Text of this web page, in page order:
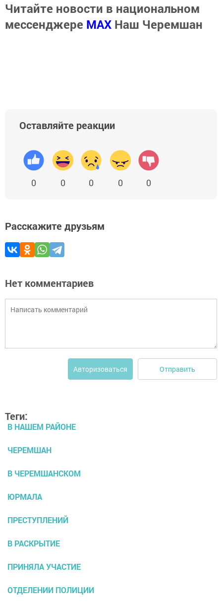
Читайте новости в национальном
мессенджере MАХ Наш Черемшан
Оставляйте реакции
0 0 0 0 0
Расскажите друзьям
Нет комментариев
Авторизоваться Отправить
Теги:
В НАШЕМ РАЙОНЕ
ЧЕРЕМШАН
В ЧЕРЕМШАНСКОМ
ЮРМАЛА
ПРЕСТУПЛЕНИЙ
В РАСКРЫТИЕ
ПРИНЯЛА УЧАСТИЕ
ОТДЕЛЕНИИ ПОЛИЦИИ